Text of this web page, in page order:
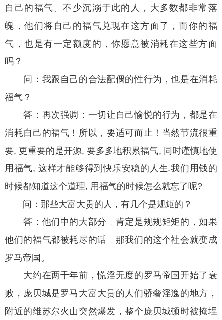
自己的福气。不少沉溺于此的人，大多数都非常落
魄，他们将自己的福气兑现在这方面了，而你的福
气，也是有一定额度的，你愿意被消耗在这些方面
吗？
问：我跟自己的合法配偶的性行为，也是在消耗
福气？
答：再次强调：一切让自己愉悦的行为，都是在
消耗自己的福气！所以，要适可而止！当然节流很重
要, 更重要的是开源, 要多多地积累福气, 同时谨慎地使
用福气, 这样才能够得到快乐安稳的人生.我们用钱的
时候都知道这个道理, 用福气的时候怎么就忘了呢?
问：那些大富大贵的人，有几个是规矩的？
答：他们中的大部分，肯定是规规矩矩的，如果
他们的福气都被耗尽的话，那我们的这个社会就变成
罗马帝国。
大约在两千年前，慌淫无度的罗马帝国开始了衰
败，庞贝城是罗马大富大贵的人们骄奢淫逸的地方，
附近的维苏尔火山突然爆发，整个庞贝城顿时被掩埋